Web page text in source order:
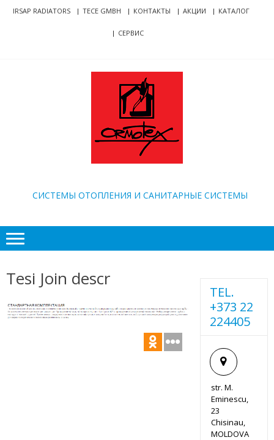
Skip
SkipIRSAP RADIATORS TECE GMBH КОНТАКТЫ АКЦИИ КАТАЛОГ
СЕРВИС
CИСТЕМЫ ОТОПЛЕНИЯ И САНИТАРНЫЕ СИСТЕМЫ
Tesi Join descr
TEL.
+373 22
224405
str. M.
Eminescu,
23
Chisinau,
MOLDOVA